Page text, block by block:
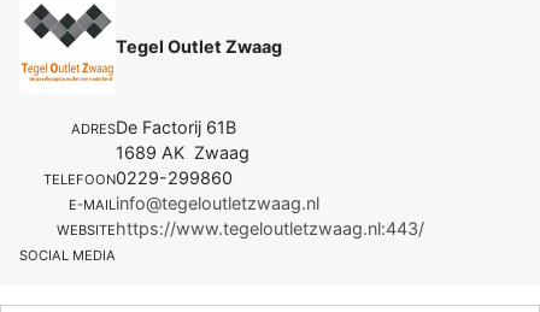
Tegel Outlet Zwaag
ADRESDe Factorij 61B
1689 AK Zwaag
TELEFOON0229-299860
E-MAILinfo@tegeloutletzwaag.nl
WEBSITEhttps://www.tegeloutletzwaag.nl:443/
SOCIAL MEDIA